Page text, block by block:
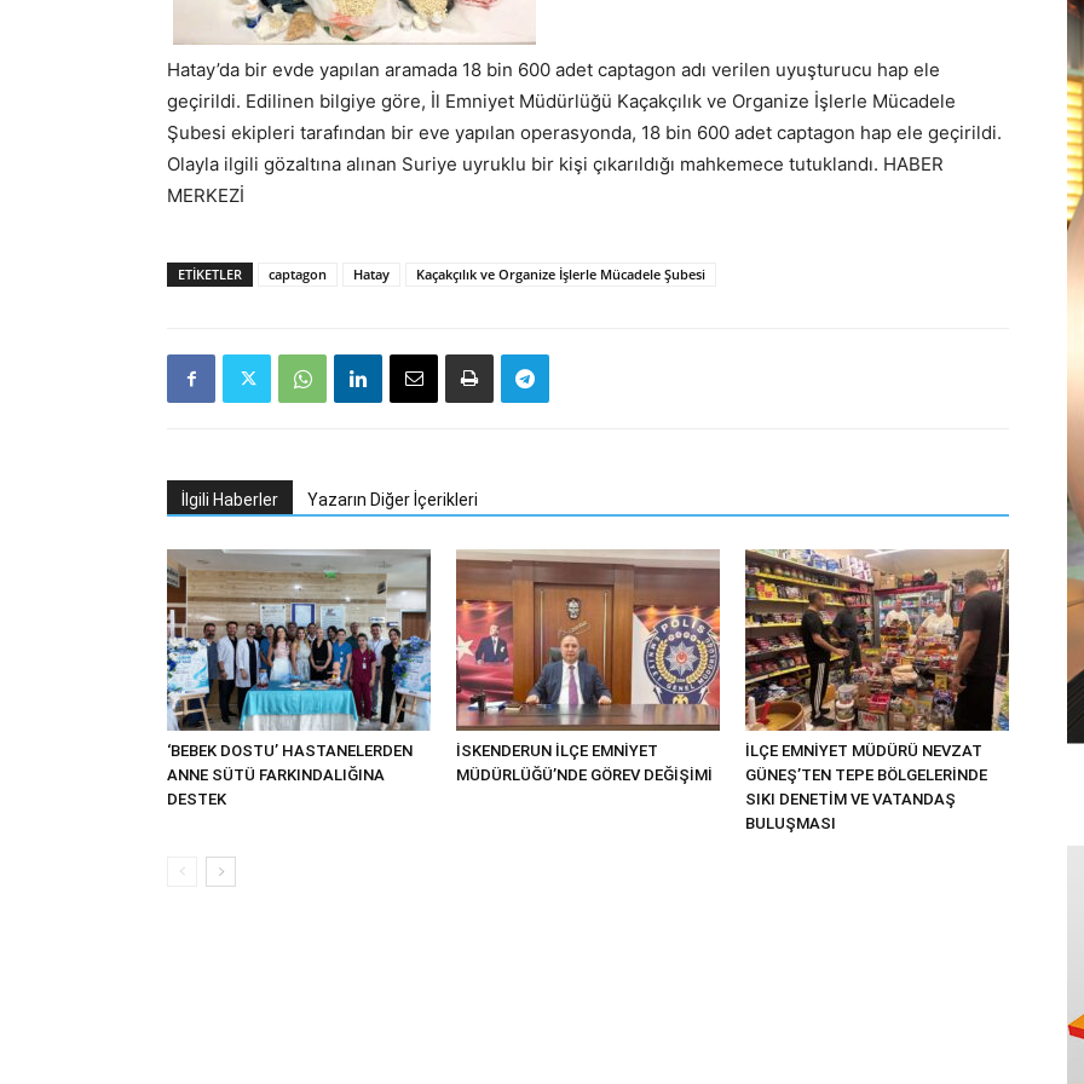
Hatay’da bir evde yapılan aramada 18 bin 600 adet captagon adı verilen uyuşturucu hap ele
geçirildi. Edilinen bilgiye göre, İl Emniyet Müdürlüğü Kaçakçılık ve Organize İşlerle Mücadele
Şubesi ekipleri tarafından bir eve yapılan operasyonda, 18 bin 600 adet captagon hap ele geçirildi.
Olayla ilgili gözaltına alınan Suriye uyruklu bir kişi çıkarıldığı mahkemece tutuklandı. HABER
MERKEZİ
ETIKETLER captagon Hatay Kaçakçılık ve Organize İşlerle Mücadele Şubesi
İlgili Haberler Yazarın Diğer İçerikleri
‘BEBEK DOSTU’ HASTANELERDEN
ANNE SÜTÜ FARKINDALIĞINA
DESTEK
İSKENDERUN İLÇE EMNİYET
MÜDÜRLÜĞÜ’NDE GÖREV DEĞİŞİMİ
İLÇE EMNİYET MÜDÜRÜ NEVZAT
GÜNEŞ’TEN TEPE BÖLGELERİNDE
SIKI DENETİM VE VATANDAŞ
BULUŞMASI